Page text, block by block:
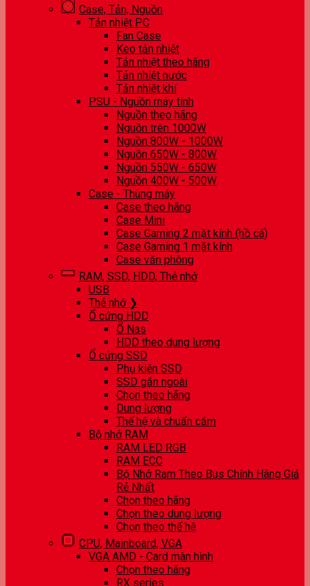
Case, Tản, Nguồn
Tản nhiệt PC
Fan Case
Keo tản nhiệt
Tản nhiệt theo hãng
Tản nhiệt nước
Tản nhiệt khí
PSU - Nguồn máy tính
Nguồn theo hãng
Nguồn trên 1000W
Nguồn 800W - 1000W
Nguồn 650W - 800W
Nguồn 550W - 650W
Nguồn 400W - 500W
Case - Thùng máy
Case theo hãng
Case Mini
Case Gaming 2 mặt kính (hồ cá)
Case Gaming 1 mặt kính
Case văn phòng
RAM, SSD, HDD, Thẻ nhớ
USB
Thẻ nhớ ❯
Ổ cứng HDD
Ổ Nas
HDD theo dung lượng
Ổ cứng SSD
Phụ kiện SSD
SSD gắn ngoài
Chọn theo hãng
Dung lượng
Thế hệ và chuẩn cắm
Bộ nhớ RAM
RAM LED RGB
RAM ECC
Bộ Nhớ Ram Theo Bus Chính Hãng Giá
Rẻ Nhất
Chọn theo hãng
Chọn theo dung lượng
Chọn theo thế hệ
CPU, Mainboard, VGA
VGA AMD - Card màn hình
Chọn theo hãng
RX series